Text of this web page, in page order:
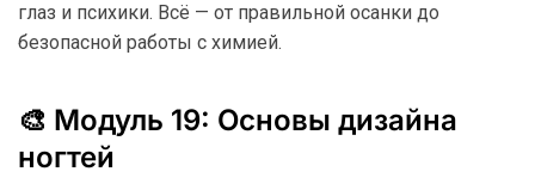
глаз и психики. Всё — от правильной осанки до
безопасной работы с химией.
🎨 Модуль 19: Основы дизайна
ногтей